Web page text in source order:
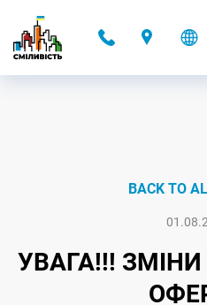
BACK TO
УВАГА!!!